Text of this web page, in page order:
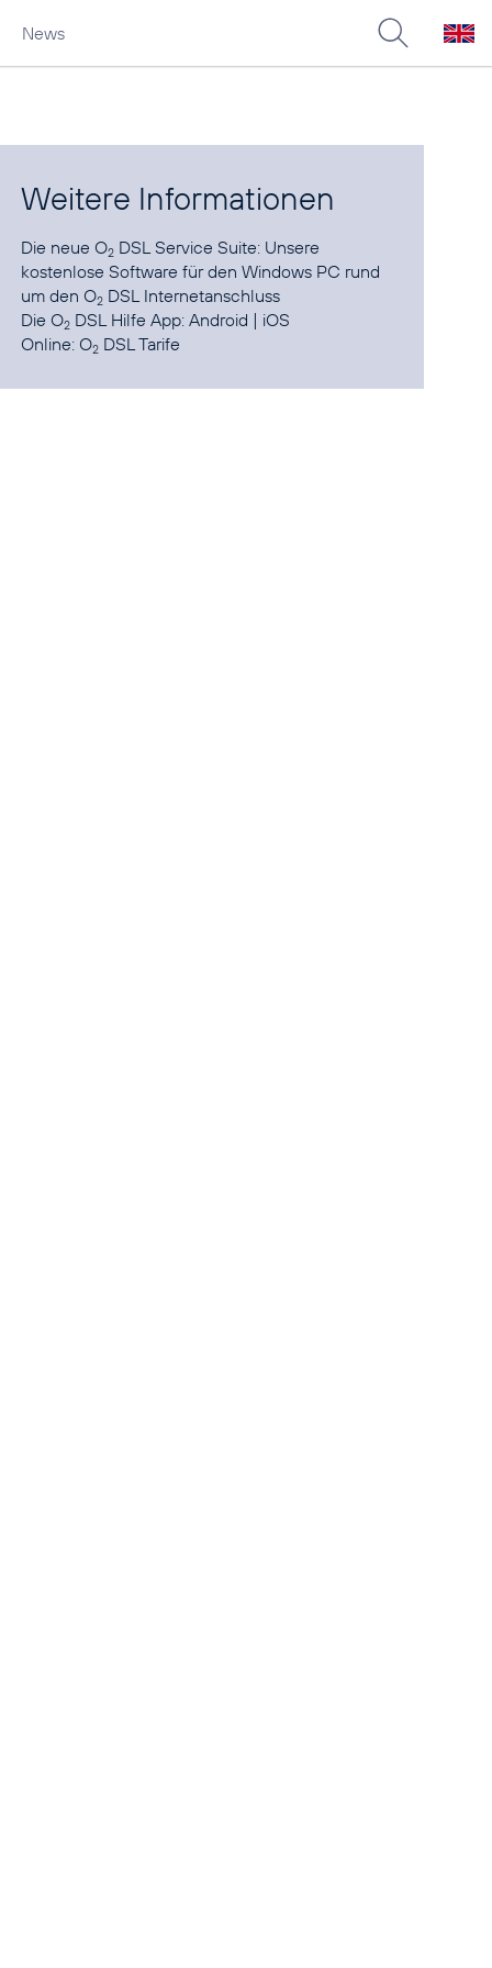
News
Weitere Informationen
Die neue O2 DSL Service Suite: Unsere
kostenlose Software für den Windows PC rund
um den O2 DSL Internetanschluss
Die O2 DSL Hilfe App:Android | iOS
Online:O2 DSL Tarife